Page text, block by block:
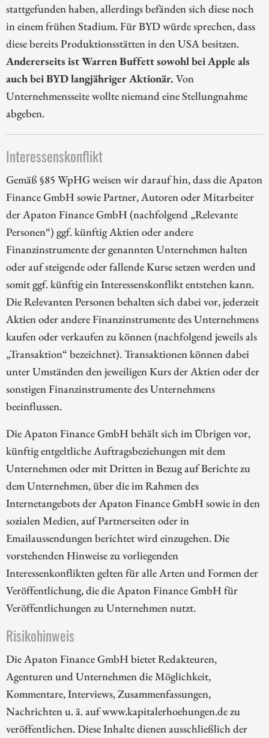
stattgefunden haben, allerdings befänden sich diese noch
in einem frühen Stadium. Für BYD würde sprechen, dass
diese bereits Produktionsstätten in den USA besitzen.
Andererseits ist Warren Buffett sowohl bei Apple als
auch bei BYD langjähriger Aktionär. Von
Unternehmensseite wollte niemand eine Stellungnahme
abgeben.
Interessenskonflikt
Gemäß §85 WpHG weisen wir darauf hin, dass die Apaton
Finance GmbH sowie Partner, Autoren oder Mitarbeiter
der Apaton Finance GmbH (nachfolgend „Relevante
Personen“) ggf. künftig Aktien oder andere
Finanzinstrumente der genannten Unternehmen halten
oder auf steigende oder fallende Kurse setzen werden und
somit ggf. künftig ein Interessenskonflikt entstehen kann.
Die Relevanten Personen behalten sich dabei vor, jederzeit
Aktien oder andere Finanzinstrumente des Unternehmens
kaufen oder verkaufen zu können (nachfolgend jeweils als
„Transaktion“ bezeichnet). Transaktionen können dabei
unter Umständen den jeweiligen Kurs der Aktien oder der
sonstigen Finanzinstrumente des Unternehmens
beeinflussen.
Die Apaton Finance GmbH behält sich im Übrigen vor,
künftig entgeltliche Auftragsbeziehungen mit dem
Unternehmen oder mit Dritten in Bezug auf Berichte zu
dem Unternehmen, über die im Rahmen des
Internetangebots der Apaton Finance GmbH sowie in den
sozialen Medien, auf Partnerseiten oder in
Emailaussendungen berichtet wird einzugehen. Die
vorstehenden Hinweise zu vorliegenden
Interessenkonflikten gelten für alle Arten und Formen der
Veröffentlichung, die die Apaton Finance GmbH für
Veröffentlichungen zu Unternehmen nutzt.
Risikohinweis
Die Apaton Finance GmbH bietet Redakteuren,
Agenturen und Unternehmen die Möglichkeit,
Kommentare, Interviews, Zusammenfassungen,
Nachrichten u. ä. auf www.kapitalerhoehungen.de zu
veröffentlichen. Diese Inhalte dienen ausschließlich der